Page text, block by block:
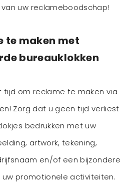
te maken met
bureauklokken
tijd om reclame te maken via
Zorg dat u geen tijd verliest
bedrukken met uw
artwork, tekening,
en/of een bijzondere
uw promotionele activiteiten.